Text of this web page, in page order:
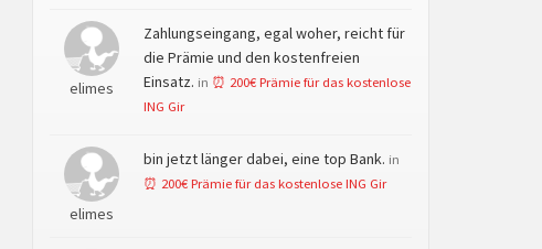
elimes
Zahlungseingang, egal woher, reicht für
die Prämie und den kostenfreien
Einsatz. in ⏰ 200€ Prämie für das kostenlose
ING Gir
elimes
bin jetzt länger dabei, eine top Bank. in
⏰ 200€ Prämie für das kostenlose ING Gir